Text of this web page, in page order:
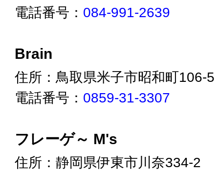
電話番号： 084-991-2639
Brain
住所：鳥取県米子市昭和町106-5
電話番号： 0859-31-3307
フレーゲ～ M's
住所：静岡県伊東市川奈334-2